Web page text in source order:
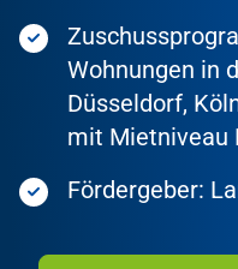
Wohnungen in
Düsseldorf,
mit Mietniveau
Fördergeber: